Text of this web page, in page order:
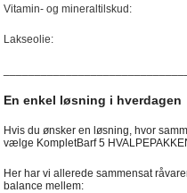
Vitamin- og mineraltilskud:
Lakseolie:
En enkel løsning i hverdagen
Hvis du ønsker en løsning, hvor
vælge KompletBarf 5
Her har vi allerede sammensat
balance mellem: